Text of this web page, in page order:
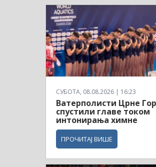
СУБОТА, 08.08.2026 | 16:23
Ватерполисти Црне
спустили главе током
интонирања химне
ПРОЧИТАЈ ВИШЕ